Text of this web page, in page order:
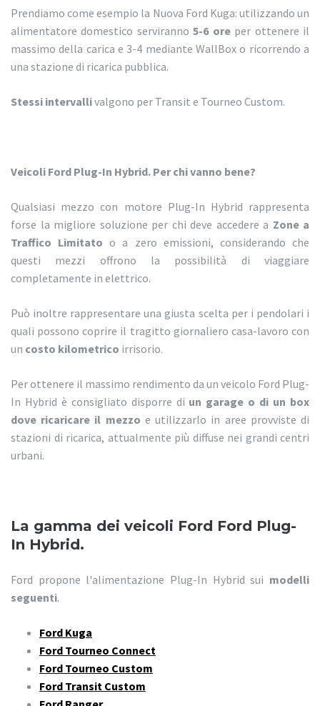
Prendiamo come esempio la Nuova Ford Kuga: utilizzando un
alimentatore domestico serviranno5-6 oreper ottenere il
massimo della carica e 3-4 mediante WallBox o ricorrendo a
una stazione di ricarica pubblica.
Stessi intervallivalgono per Transit e Tourneo Custom.
Veicoli Ford Plug-In Hybrid. Per chi vanno bene?
Qualsiasi mezzo con motore Plug-In Hybrid rappresenta
forse la migliore soluzione per chi deve accedere a Zone a
Traffico Limitato o a zero emissioni, considerando che
questi mezzi offrono la possibilità di viaggiare
completamente in elettrico.
Può inoltre rappresentare una giusta scelta per i pendolari i
quali possono coprire il tragitto giornaliero casa-lavoro con
un costo kilometrico irrisorio.
Per ottenere il massimo rendimento da un veicolo Ford Plug-
In Hybrid è consigliato disporre di un garage o di un box
dove ricaricare il mezzo e utilizzarlo in aree provviste di
stazioni di ricarica, attualmente più diffuse nei grandi centri
urbani.
La gamma dei veicoli Ford Ford Plug-
In Hybrid.
Ford propone l'alimentazione Plug-In Hybrid sui modelli
seguenti.
Ford Kuga
Ford Tourneo Connect
Ford Tourneo Custom
Ford Transit Custom